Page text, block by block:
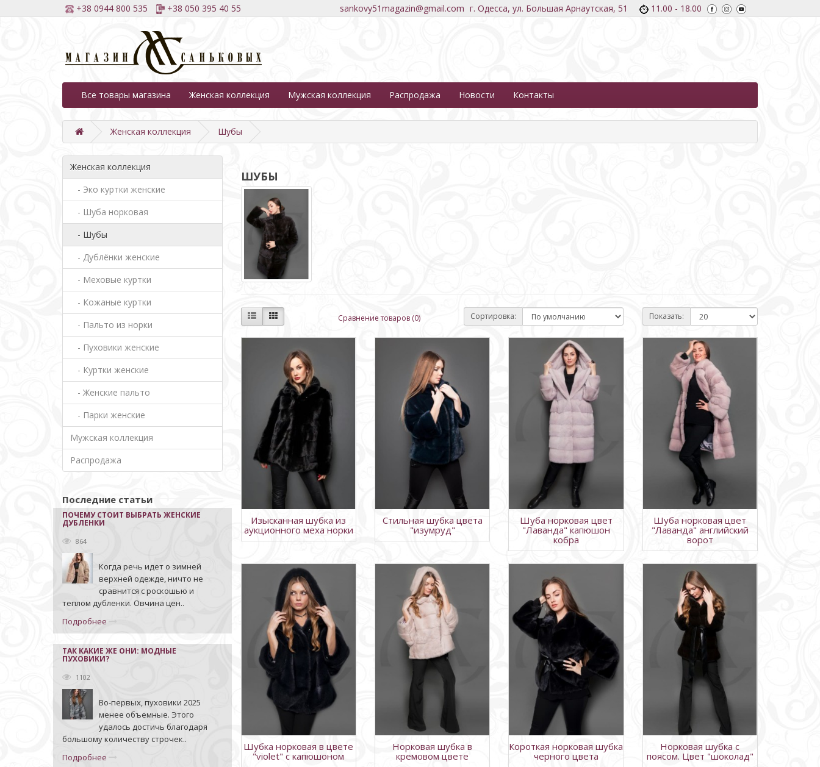
+38 0944 800 535 +38 050 395 40 55 sankovy51magazin@gmail.com г. Одесса, ул. Большая Арнаутская, 51 11.00 - 18.00
Все товары магазина Женская коллекция Мужская коллекция Распродажа Новости Контакты
Женская коллекция Шубы
Женская коллекция
- Эко куртки женские
- Шуба норковая
- Шубы
- Дублёнки женские
- Меховые куртки
- Кожаные куртки
- Пальто из норки
- Пуховики женские
- Куртки женские
- Женские пальто
- Парки женские
Мужская коллекция
Распродажа
Последние статьи
ПОЧЕМУ СТОИТ ВЫБРАТЬ ЖЕНСКИЕ
ДУБЛЕНКИ
864
Когда речь идет о зимней
верхней одежде, ничто не
сравнится с роскошью и
теплом дубленки. Овчина цен..
Подробнее
ТАК КАКИЕ ЖЕ ОНИ: МОДНЫЕ
ПУХОВИКИ?
1102
Во-первых, пуховики 2025
менее объемные. Этого
удалось достичь благодаря
большому количеству строчек..
Подробнее
ШУБЫ
Сравнение товаров (0) Сортировка: Показать:
Изысканная шубка из
аукционного меха норки
Стильная шубка цвета
"изумруд"
Шуба норковая цвет
"Лаванда" капюшон
кобра
Шуба норковая цвет
"Лаванда" английский
ворот
Шубка норковая в цвете
"violet" с капюшоном
Норковая шубка в
кремовом цвете
Короткая норковая шубка
черного цвета
Норковая шубка с
поясом. Цвет "шоколад"